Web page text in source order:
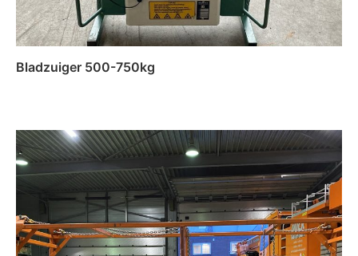
Bladzuiger 500-750kg
Lees verder